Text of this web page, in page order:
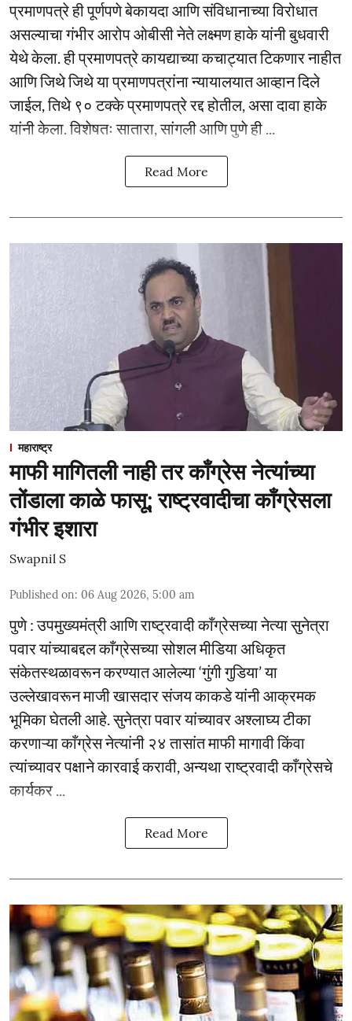
प्रमाणपत्रे ही पूर्णपणे बेकायदा आणि संविधानाच्या विरोधात
असल्याचा गंभीर आरोप ओबीसी नेते लक्ष्मण हाके यांनी बुधवारी
येथे केला. ही प्रमाणपत्रे कायद्याच्या कचाट्यात टिकणार नाहीत
आणि जिथे जिथे या प्रमाणपत्रांना न्यायालयात आव्हान दिले
जाईल, तिथे ९० टक्के प्रमाणपत्रे रद्द होतील, असा दावा हाके
यांनी केला. विशेषतः सातारा, सांगली आणि पुणे ही ...
Read More
महाराष्ट्र
माफी मागितली नाही तर काँग्रेस नेत्यांच्या
तोंडाला काळे फासू; राष्ट्रवादीचा काँग्रेसला
गंभीर इशारा
Swapnil S
Published on: 06 Aug 2026, 5:00 am
पुणे : उपमुख्यमंत्री आणि राष्ट्रवादी काँग्रेसच्या नेत्या सुनेत्रा
पवार यांच्याबद्दल काँग्रेसच्या सोशल मीडिया अधिकृत
संकेतस्थळावरून करण्यात आलेल्या ‘गुंगी गुडिया’ या
उल्लेखावरून माजी खासदार संजय काकडे यांनी आक्रमक
भूमिका घेतली आहे. सुनेत्रा पवार यांच्यावर अश्लाघ्य टीका
करणाऱ्या काँग्रेस नेत्यांनी २४ तासांत माफी मागावी किंवा
त्यांच्यावर पक्षाने कारवाई करावी, अन्यथा राष्ट्रवादी काँग्रेसचे
कार्यकर ...
Read More